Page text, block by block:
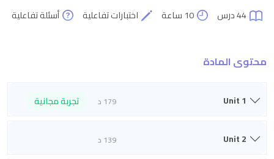
44 درس 10 ساعة اختبارات تفاعلية أسئلة تفاعلية
محتوى المادة
Unit 1 179 د تجربة مجانية
Unit 2 139 د